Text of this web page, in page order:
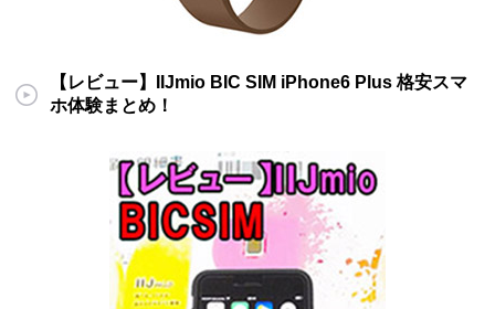
【レビュー】IIJmio BIC SIM iPhone6 Plus 格安スマ
ホ体験まとめ！